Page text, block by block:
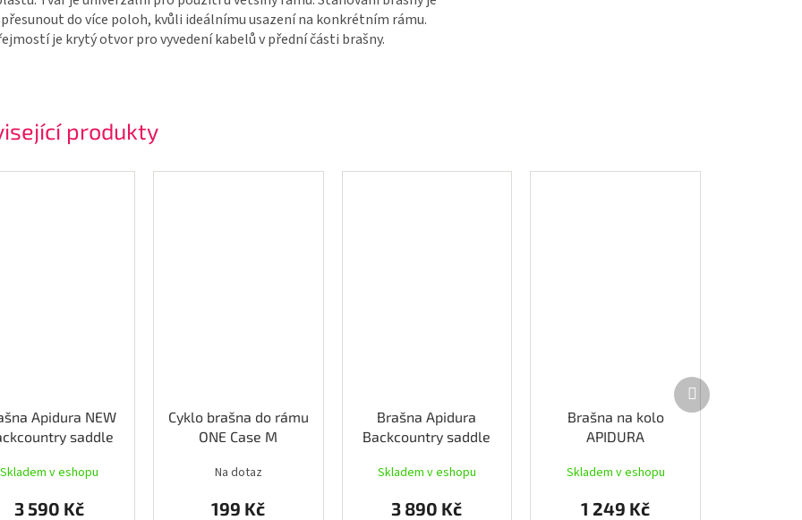
produkty
Apidura NEW
saddle
Skladem v eshopu
3 590 Kč
Cyklo brašna do rámu
ONE Case M
Na dotaz
199 Kč
Brašna Apidura
Backcountry saddle
Skladem v eshopu
3 890 Kč
Brašna na kolo
APIDURA
pouch (1,2l)
Skladem v eshopu
1 249 Kč
Další
produkt
do více poloh, kvůli ideálnímu usazení na konkrétním rámu.
je krytý otvor pro vyvedení kabelů v přední části brašny.